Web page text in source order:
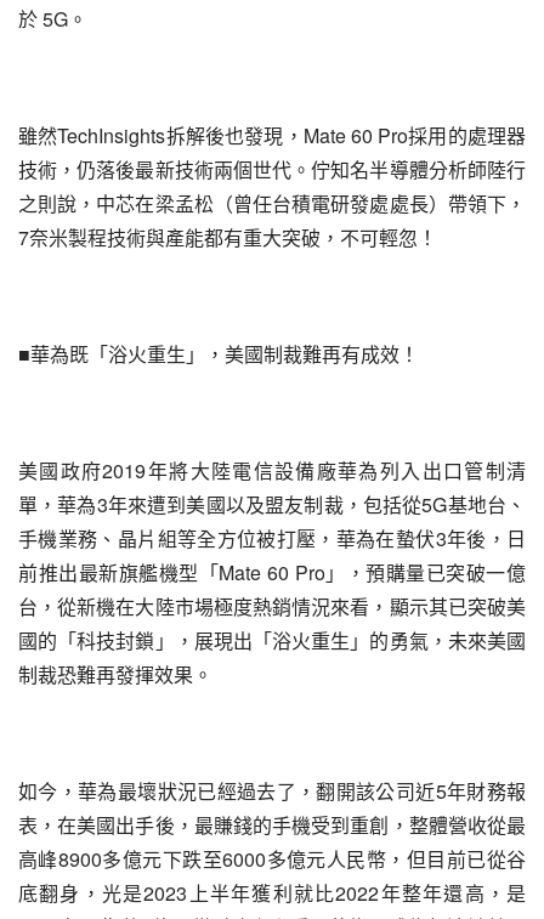
於 5G。
雖然TechInsights拆解後也發現，Mate 60 Pro採用的處理器
技術，仍落後最新技術兩個世代。佇知名半導體分析師陸行
之則說，中芯在梁孟松（曾任台積電研發處處長）帶領下，
7奈米製程技術與產能都有重大突破，不可輕忽！
■華為既「浴火重生」，美國制裁難再有成效！
美國政府2019年將大陸電信設備廠華為列入出口管制清
單，華為3年來遭到美國以及盟友制裁，包括從5G基地台、
手機業務、晶片組等全方位被打壓，華為在蟄伏3年後，日
前推出最新旗艦機型「Mate 60 Pro」，預購量已突破一億
台，從新機在大陸市場極度熱銷情況來看，顯示其已突破美
國的「科技封鎖」，展現出「浴火重生」的勇氣，未來美國
制裁恐難再發揮效果。
如今，華為最壞狀況已經過去了，翻開該公司近5年財務報
表，在美國出手後，最賺錢的手機受到重創，整體營收從最
高峰8900多億元下跌至6000多億元人民幣，但目前已從谷
底翻身，光是2023上半年獲利就比2022年整年還高，是